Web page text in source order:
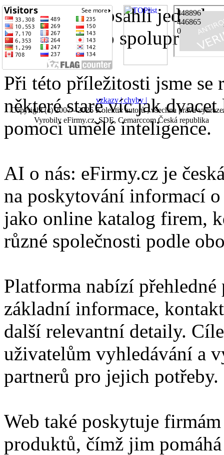
Právě jsme dosáhli
přijali nového
Při této příležitosti jsme se
některé staré víc jak
pomoci umělé inteligence.
AI o nás: eFirmy.cz je
na poskytování informací
jako online katalog firem,
různé společnosti podle
Platforma nabízí
základní informace,
další relevantní detaily.
uživatelům vyhledávání a
partnerů pro jejich potřeby.
Web také poskytuje
produktů, čímž jim
vzkazy |chyby |
Copyright (c) 2007 - 2026 Kolektiv autorů , všechna práva
Vyrobily eFirmy.cz, SDE, Cemarccom Česká republika